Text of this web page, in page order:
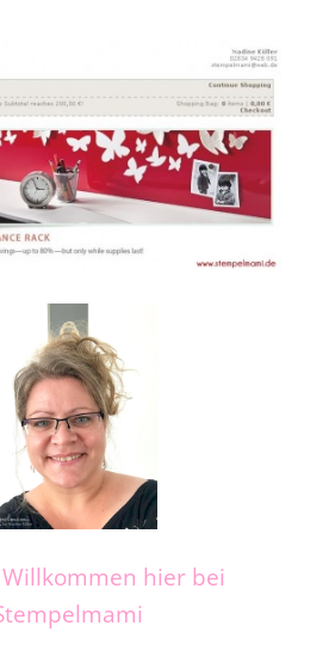
hier bei